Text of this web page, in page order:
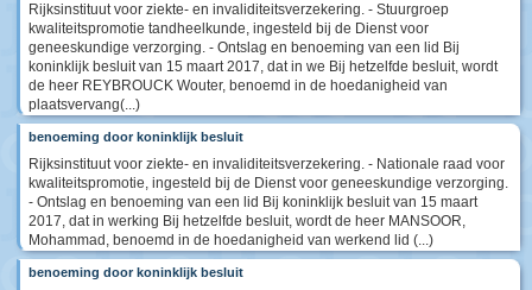
Rijksinstituut voor ziekte- en invaliditeitsverzekering. - Stuurgroep
kwaliteitspromotie tandheelkunde, ingesteld bij de Dienst voor
geneeskundige verzorging. - Ontslag en benoeming van een lid Bij
koninklijk besluit van 15 maart 2017, dat in we Bij hetzelfde besluit, wordt
de heer REYBROUCK Wouter, benoemd in de hoedanigheid van
plaatsvervang(...)
benoeming door koninklijk besluit
Rijksinstituut voor ziekte- en invaliditeitsverzekering. - Nationale raad voor
kwaliteitspromotie, ingesteld bij de Dienst voor geneeskundige verzorging.
- Ontslag en benoeming van een lid Bij koninklijk besluit van 15 maart
2017, dat in werking Bij hetzelfde besluit, wordt de heer MANSOOR,
Mohammad, benoemd in de hoedanigheid van werkend lid (...)
benoeming door koninklijk besluit